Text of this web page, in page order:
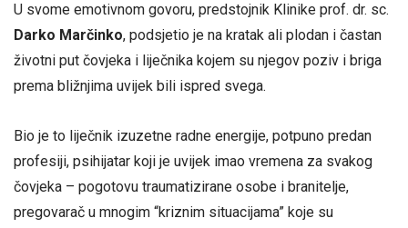
U svome emotivnom govoru, predstojnik Klinike prof. dr. sc.
Darko Marčinko, podsjetio je na kratak ali plodan i častan
životni put čovjeka i liječnika kojem su njegov poziv i briga
prema bližnjima uvijek bili ispred svega.
Bio je to liječnik izuzetne radne energije, potpuno predan
profesiji, psihijatar koji je uvijek imao vremena za svakog
čovjeka – pogotovu traumatizirane osobe i branitelje,
pregovarač u mnogim “kriznim situacijama” koje su